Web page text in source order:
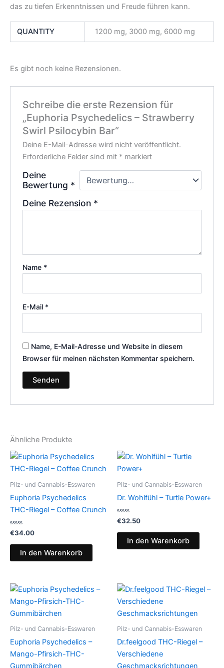
das zu tiefen Erkenntnissen und Freude führen kann.
QUANTITY 1200 mg, 3000 mg, 6000 mg
Es gibt noch keine Rezensionen.
Schreibe die erste Rezension für
„Euphoria Psychedelics – Strawberry
Swirl Psilocybin Bar“
Deine E-Mail-Adresse wird nicht veröffentlicht.
Erforderliche Felder sind mit * markiert
Deine
Bewertung *
Deine Rezension *
Name *
E-Mail *
Name, E-Mail-Adresse und Website in diesem
Browser für meinen nächsten Kommentar speichern.
Ähnliche Produkte
Pilz- und Cannabis-Esswaren
Euphoria Psychedelics
THC-Riegel – Coffee Crunch
Bewertet
0
€34.00
In den Warenkorb
Pilz- und Cannabis-Esswaren
Dr. Wohlfühl – Turtle Power+
Bewertet
0
€32.50
In den Warenkorb
Pilz- und Cannabis-Esswaren
Euphoria Psychedelics –
Mango-Pfirsich-THC-
Preisspanne:
bis
Dieses
Produkt
mehrere
Varianten
Pilz- und Cannabis-Esswaren
Dr.feelgood THC-Riegel –
Verschiedene
Preisspanne:
€64.50